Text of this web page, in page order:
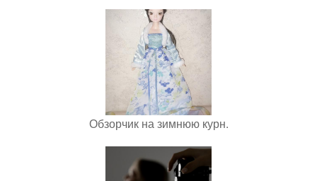
Обзорчик на зимнюю курн.